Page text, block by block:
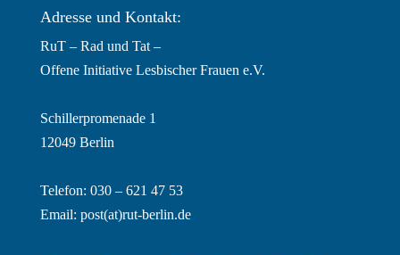
Adresse und Kontakt:
RuT – Rad und Tat –
Offene Initiative Lesbischer Frauen e.V.
Schillerpromenade 1
12049 Berlin
Telefon: 030 – 621 47 53
Email: post(at)rut-berlin.de